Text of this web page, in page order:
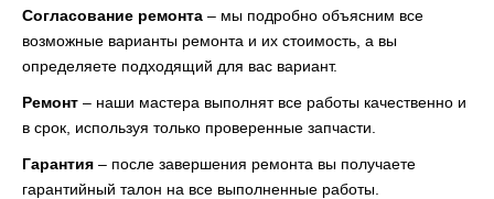
Согласование ремонта – мы подробно объясним все
возможные варианты ремонта и их стоимость, а вы
определяете подходящий для вас вариант.
Ремонт – наши мастера выполнят все работы качественно и
в срок, используя только проверенные запчасти.
Гарантия – после завершения ремонта вы получаете
гарантийный талон на все выполненные работы.